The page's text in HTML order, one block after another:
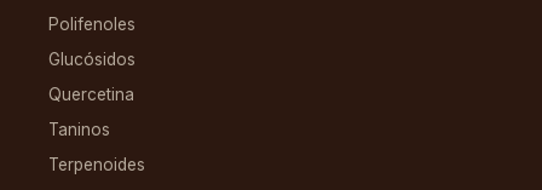
Polifenoles
Glucósidos
Quercetina
Taninos
Terpenoides